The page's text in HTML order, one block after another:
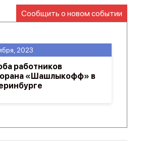
API
О проекте
Сообщить о новом событии
2023
работников
«Шашлыкофф» в